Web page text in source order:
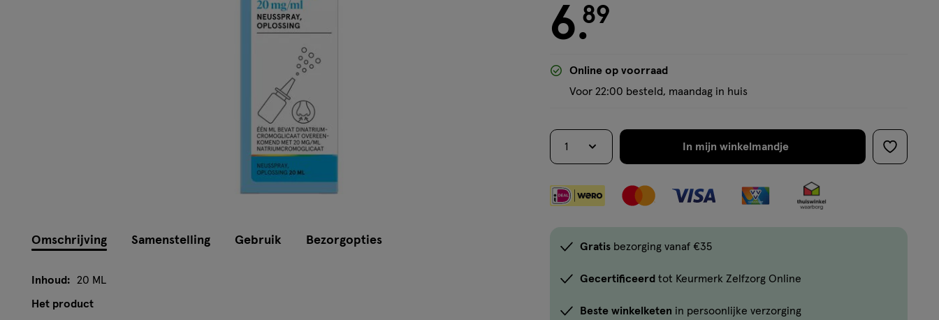
ML,
spray
Instellingen aanpassen
€ 6.89
6.89
Online op voorraad
Voor 22:00 besteld, maandag in huis
1 In mijn winkelmandje
verhoog
met
Je
Gratisbezorging vanaf €35
Gecertificeerd tot Keurmerk Zelfzorg Online
Beste winkelketen in persoonlijke verzorging
Omschrijving Samenstelling Gebruik Bezorgopties
Inhoud: 20 ML
Het product